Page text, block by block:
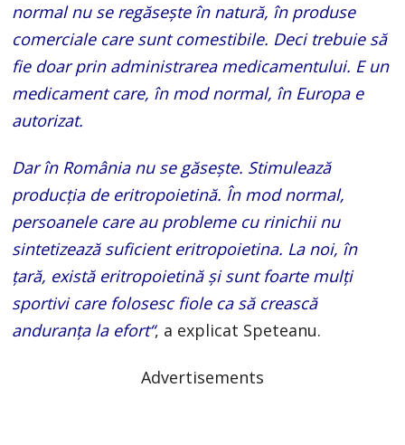
normal nu se regăseşte în natură, în produse
comerciale care sunt comestibile. Deci trebuie să
fie doar prin administrarea medicamentului. E un
medicament care, în mod normal, în Europa e
autorizat.
Dar în România nu se găseşte. Stimulează
producţia de eritropoietină. În mod normal,
persoanele care au probleme cu rinichii nu
sintetizează suficient eritropoietina. La noi, în
ţară, există eritropoietină şi sunt foarte mulţi
sportivi care folosesc fiole ca să crească
anduranţa la efort“, a explicat Speteanu.
Advertisements